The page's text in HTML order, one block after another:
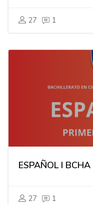
27 1
ESPAÑOL I BCHA
27 1